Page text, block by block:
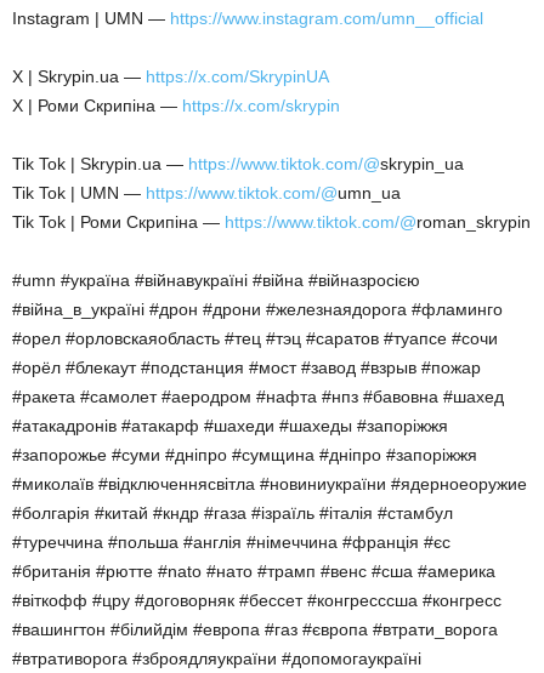
Instagram | UMN — https://www.instagram.com/umn__official
X | Skrypin.ua — https://x.com/SkrypinUA
X | Роми Скрипіна — https://x.com/skrypin
Tik Tok | Skrypin.ua — https://www.tiktok.com/@skrypin_ua
Tik Tok | UMN — https://www.tiktok.com/@umn_ua
Tik Tok | Роми Скрипіна — https://www.tiktok.com/@roman_skrypin
#umn #україна #війнавукраїні #війна #війназросією
#війна_в_україні #дрон #дрони #железнаядорога #фламинго
#орел #орловскаяобласть #тец #тэц #саратов #туапсе #сочи
#орёл #блекаут #подстанция #мост #завод #взрыв #пожар
#ракета #самолет #аеродром #нафта #нпз #бавовна #шахед
#атакадронів #атакарф #шахеди #шахеды #запоріжжя
#запорожье #суми #дніпро #сумщина #дніпро #запоріжжя
#миколаїв #відключеннясвітла #новиниукраїни #ядерноеоружие
#болгарія #китай #кндр #газа #ізраїль #італія #стамбул
#туреччина #польша #англія #німеччина #франція #єс
#британія #рютте #nato #нато #трамп #венс #сша #америка
#віткофф #цру #договорняк #бессет #конгресссша #конгресс
#вашингтон #білийдім #европа #газ #європа #втрати_ворога
#втративорога #зброядляукраїни #допомогаукраїні